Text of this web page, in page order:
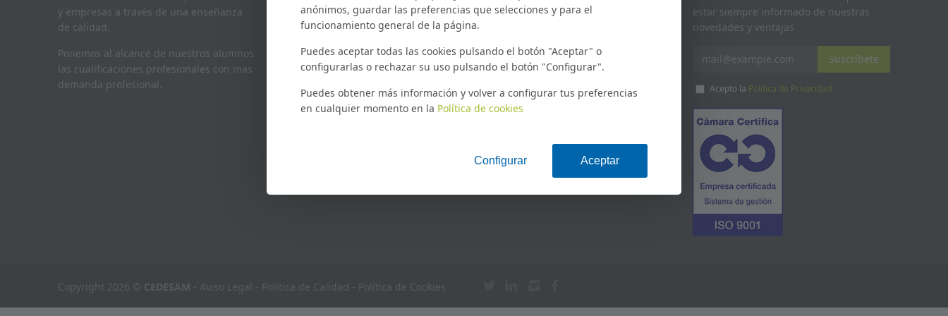
y empresas a través de una enseñanza
de calidad.
Ponemos al alcance de nuestros alumnos
las cualificaciones profesionales con mas
demanda profesional.
40 local, 28007, Madrid
Email:
cedesam@cedesamformacion.es
prevención y control de Legionella
según el RD 487/2022
el control de plagas/organismos
nocivos
CAPACITACIÓN COMO PERITO EN
MATERIA DE SANIDAD AMBIENTAL
SANITARIO EN INSTALACIONES DE
RIESGO DE LEGIONELLA
estar siempre informado de nuestras
novedades y ventajas
Suscríbete
Acepto la Política de Privacidad
Copyright 2026 © CEDESAM - Aviso Legal - Política de Calidad - Política de Cookies
anónimos, guardar las preferencias que selecciones y para el
funcionamiento general de la página.
Puedes aceptar todas las cookies pulsando el botón "Aceptar" o
configurarlas o rechazar su uso pulsando el botón "Configurar".
Puedes obtener más información y volver a configurar tus preferencias
en cualquier momento en la Política de cookies